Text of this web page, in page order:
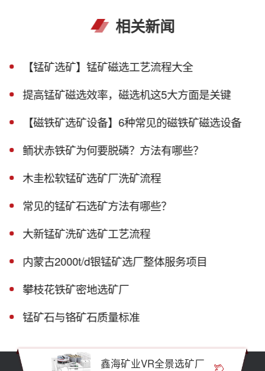
相关新闻
【锰矿选矿】锰矿磁选工艺流程大全
提高锰矿磁选效率，磁选机这5大方面是关键
【磁铁矿选矿设备】6种常见的磁铁矿磁选设备
鲕状赤铁矿为何要脱磷？方法有哪些？
木圭松软锰矿选矿厂洗矿流程
常见的锰矿石选矿方法有哪些？
大新锰矿洗矿选矿工艺流程
内蒙古2000t/d银锰矿选厂整体服务项目
攀枝花铁矿密地选矿厂
锰矿石与铬矿石质量标准
鑫海矿业VR全景选矿厂